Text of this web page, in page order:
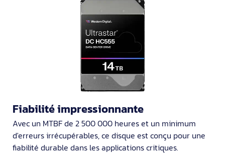
Fiabilité impressionnante
Avec un MTBF de 2 500 000 heures et un minimum
d'erreurs irrécupérables, ce disque est conçu pour une
fiabilité durable dans les applications critiques.